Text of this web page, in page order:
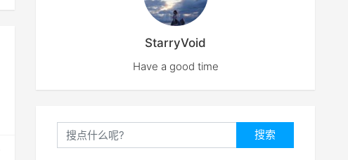
StarryVoid
Have a good time
搜索